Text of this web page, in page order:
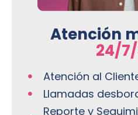
Atención
24/
Atención al
Llamadas
Reporte y